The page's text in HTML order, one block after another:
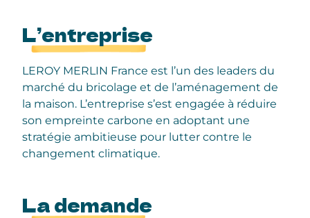
L’entreprise
LEROY MERLIN France est l’un des leaders du
marché du bricolage et de l’aménagement de
la maison. L’entreprise s’est engagée à réduire
son empreinte carbone en adoptant une
stratégie ambitieuse pour lutter contre le
changement climatique.
La demande